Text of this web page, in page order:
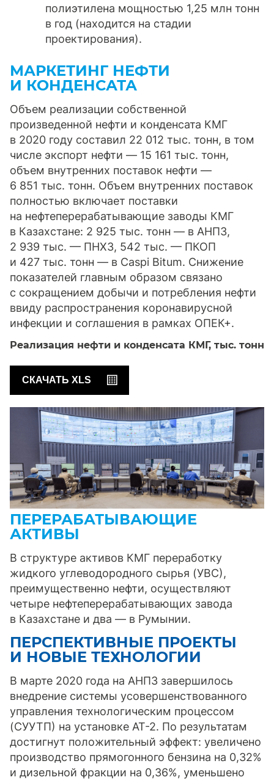
полиэтилена мощностью 1,25 млн тонн
в год (находится на стадии
проектирования).
МАРКЕТИНГ НЕФТИ
И КОНДЕНСАТА
Объем реализации собственной
произведенной нефти и конденсата КМГ
в 2020 году составил 22 012 тыс. тонн, в том
числе экспорт нефти — 15 161 тыс. тонн,
объем внутренних поставок нефти —
6 851 тыс. тонн. Объем внутренних поставок
полностью включает поставки
на нефтеперерабатывающие заводы КМГ
в Казахстане: 2 925 тыс. тонн — в АНПЗ,
2 939 тыс. — ПНХЗ, 542 тыс. — ПКОП
и 427 тыс. тонн — в Caspi Bitum. Снижение
показателей главным образом связано
с сокращением добычи и потребления нефти
ввиду распространения коронавирусной
инфекции и соглашения в рамках ОПЕК+.
Реализация нефти и конденсата КМГ, тыс. тонн
СКАЧАТЬ XLS
ПЕРЕРАБАТЫВАЮЩИЕ
АКТИВЫ
В структуре активов КМГ переработку
жидкого углеводородного сырья (УВС),
преимущественно нефти, осуществляют
четыре нефтеперерабатывающих завода
в Казахстане и два — в Румынии.
ПЕРСПЕКТИВНЫЕ ПРОЕКТЫ
И НОВЫЕ ТЕХНОЛОГИИ
В марте 2020 года на АНПЗ завершилось
внедрение системы усовершенствованного
управления технологическим процессом
(СУУТП) на установке АТ-2. По результатам
достигнут положительный эффект: увеличено
производство прямогонного бензина на 0,32%
и дизельной фракции на 0,36%, уменьшено